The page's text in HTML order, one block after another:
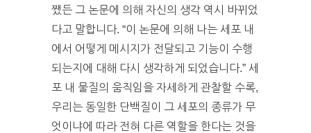
쨌든 그 논문에 의해 자신의 생각 역시 바뀌었
다고 말합니다. “이 논문에 의해 나는 세포 내
에서 어떻게 메시지가 전달되고 기능이 수행
되는지에 대해 다시 생각하게 되었습니다.” 세
포 내 물질의 움직임을 자세하게 관찰할 수록,
우리는 동일한 단백질이 그 세포의 종류가 무
엇이냐에 따라 전혀 다른 역할을 한다는 것을